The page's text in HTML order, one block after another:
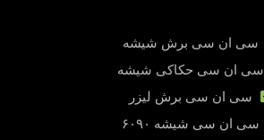
سی ان سی برش شیشه
سی ان سی حکاکی شیشه
سی ان سی برش لیزر
سی ان سی شیشه ۶۰۹۰